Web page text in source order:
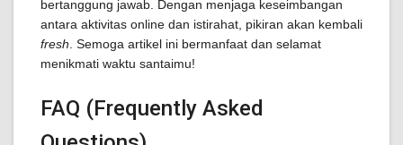
bertanggung jawab. Dengan menjaga keseimbangan
antara aktivitas online dan istirahat, pikiran akan kembali
fresh . Semoga artikel ini bermanfaat dan selamat
menikmati waktu santaimu!
FAQ (Frequently Asked